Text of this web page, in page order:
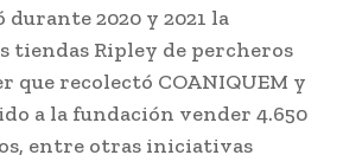
durante 2020 y 2021 la
tiendas Ripley de percheros
que recolectó COANIQUEM y
a la fundación vender 4.650
entre otras iniciativas